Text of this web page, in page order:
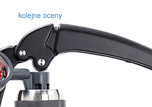
kolejne oceny